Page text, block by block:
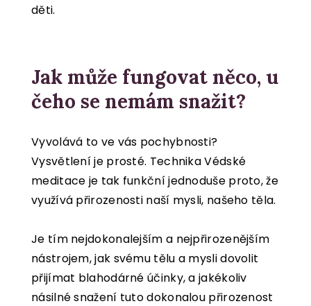
děti.
Jak může fungovat něco, u
čeho se nemám snažit?
Vyvolává to ve vás pochybnosti?
Vysvětlení je prosté. Technika Védské
meditace je tak funkční jednoduše proto, že
využívá přirozenosti naší mysli, našeho těla.
Je tím nejdokonalejším a nejpřirozenějším
nástrojem, jak svému tělu a mysli dovolit
přijímat blahodárné účinky, a jakékoliv
násilné snažení tuto dokonalou přirozenost